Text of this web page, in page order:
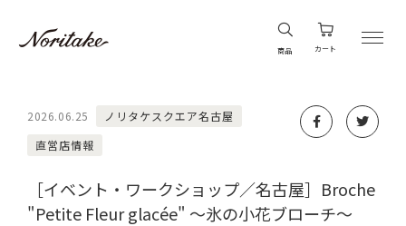
商品 カート
2026.06.25
ノリタケスクエア名古屋
直営店情報
［イベント・ワークショップ／名古屋］Broche
"Petite Fleur glacée" ～氷の小花ブローチ～